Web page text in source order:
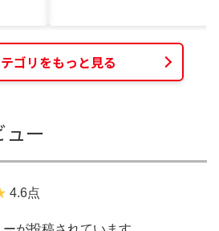
ゴリをもっと見る
ー
4.6点